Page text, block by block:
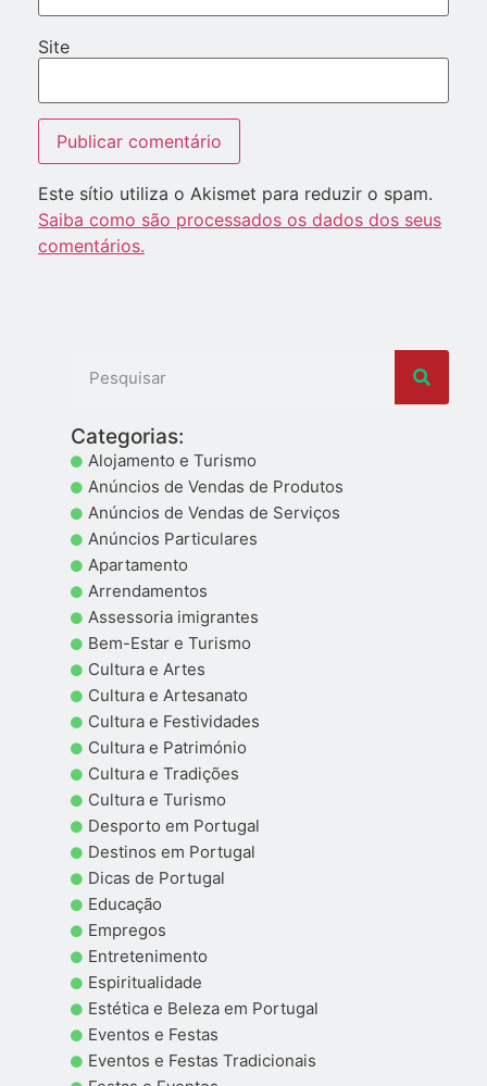
Site
Este sítio utiliza o Akismet para reduzir o spam.
Saiba como são processados os dados dos seus
comentários.
Categorias:
Alojamento e Turismo
Anúncios de Vendas de Produtos
Anúncios de Vendas de Serviços
Anúncios Particulares
Apartamento
Arrendamentos
Assessoria imigrantes
Bem-Estar e Turismo
Cultura e Artes
Cultura e Artesanato
Cultura e Festividades
Cultura e Património
Cultura e Tradições
Cultura e Turismo
Desporto em Portugal
Destinos em Portugal
Dicas de Portugal
Educação
Empregos
Entretenimento
Espiritualidade
Estética e Beleza em Portugal
Eventos e Festas
Eventos e Festas Tradicionais